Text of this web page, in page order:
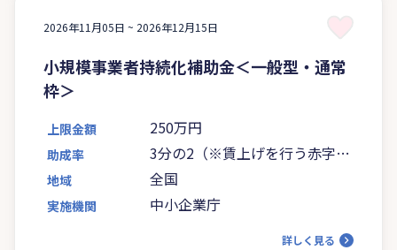
2026年11月05日 ~ 2026年12月15日
小規模事業者持続化補助金＜一般型・通常
枠＞
上限金額 250万円
助成率
3分の2（※賃上げを行う赤字事
業者は4分の3に引き上げ）
地域 全国
実施機関 中小企業庁
詳しく見る